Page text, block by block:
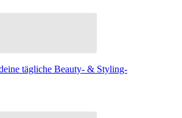
tägliche Beauty- & Styling-